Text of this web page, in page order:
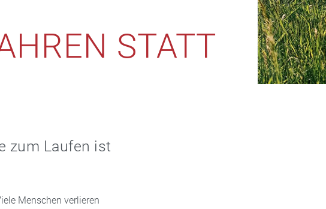
STATT
zum Laufen ist
Menschen verlieren